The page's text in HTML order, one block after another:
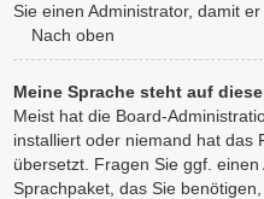
Sie einen Administrator, damit
Nach oben
Meine Sprache steht auf
Meist hat die Board-
installiert oder niemand hat das
übersetzt. Fragen Sie ggf.
Sprachpaket, das Sie